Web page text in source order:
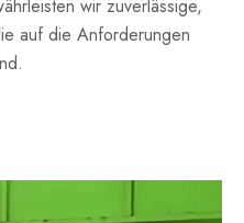
wir zuverlässige,
auf die Anforderungen